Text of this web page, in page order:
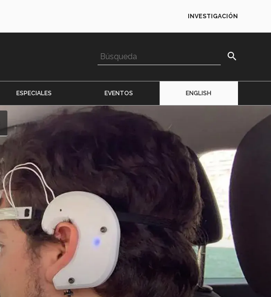
INVESTIGACIÓN
search
ESPECIALES EVENTOS ENGLISH